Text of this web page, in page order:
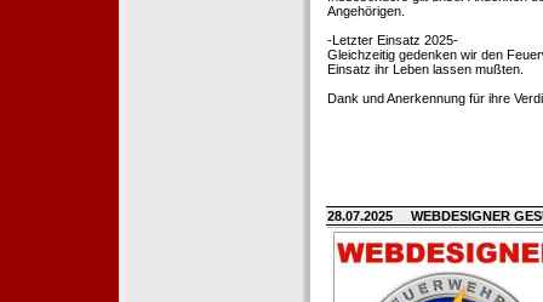
Angehörigen.
-Letzter Einsatz 2025-
Gleichzeitig gedenken wir den
Einsatz ihr Leben lassen mußten.
Dank und Anerkennung für ihre
28.07.2025 WEBDESIGNER